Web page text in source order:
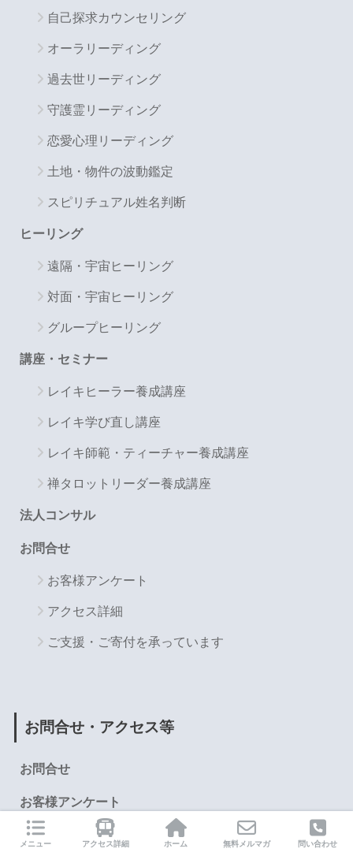
自己探求カウンセリング
オーラリーディング
過去世リーディング
守護霊リーディング
恋愛心理リーディング
土地・物件の波動鑑定
スピリチュアル姓名判断
ヒーリング
遠隔・宇宙ヒーリング
対面・宇宙ヒーリング
グループヒーリング
講座・セミナー
レイキヒーラー養成講座
レイキ学び直し講座
レイキ師範・ティーチャー養成講座
禅タロットリーダー養成講座
法人コンサル
お問合せ
お客様アンケート
アクセス詳細
ご支援・ご寄付を承っています
お問合せ・アクセス等
お問合せ
お客様アンケート
アクセス詳細
メニュー アクセス詳細 ホーム 無料メルマガ 問い合わせ